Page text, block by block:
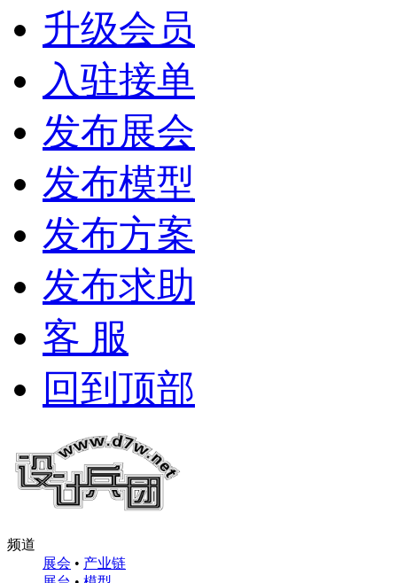
升级会员
入驻接单
发布展会
发布模型
发布方案
发布求助
客 服
回到顶部
频道
展会 • 产业链